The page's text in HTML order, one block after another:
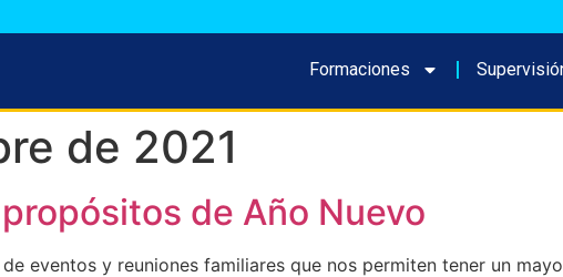
Formaciones
de 2021
de Año Nuevo
eventos y reuniones familiares que nos permiten tener un